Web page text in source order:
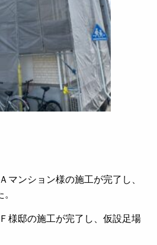
ンション様の施工が完了し、
様邸の施工が完了し、仮設足場